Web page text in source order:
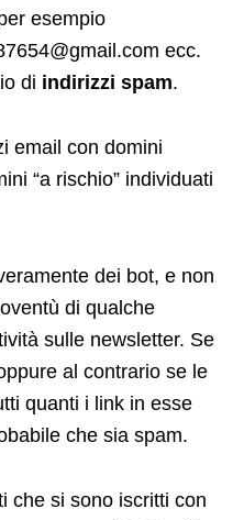
esempio
ecc.
di indirizzi spam.
email con domini
“a rischio” individuati
dei bot, e non
di qualche
sulle newsletter. Se
al contrario se le
quanti i link in esse
che sia spam.
che si sono iscritti con